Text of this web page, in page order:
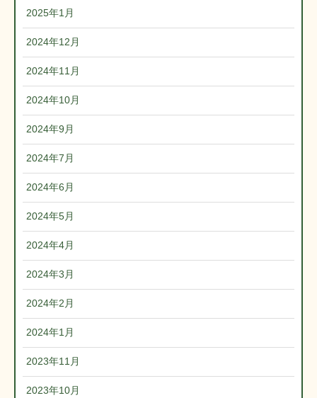
2025年1月
2024年12月
2024年11月
2024年10月
2024年9月
2024年7月
2024年6月
2024年5月
2024年4月
2024年3月
2024年2月
2024年1月
2023年11月
2023年10月